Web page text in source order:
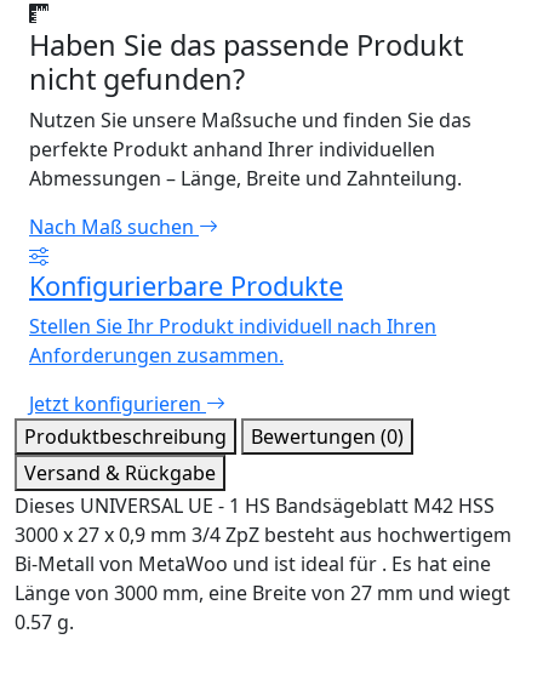
Haben Sie das passende Produkt
nicht gefunden?
Nutzen Sie unsere Maßsuche und finden Sie das
perfekte Produkt anhand Ihrer individuellen
Abmessungen – Länge, Breite und Zahnteilung.
Nach Maß suchen
Konfigurierbare Produkte
Stellen Sie Ihr Produkt individuell nach Ihren
Anforderungen zusammen.
Jetzt konfigurieren
Produktbeschreibung
Bewertungen (0)
Versand & Rückgabe
Dieses UNIVERSAL UE - 1 HS Bandsägeblatt M42 HSS
3000 x 27 x 0,9 mm 3/4 ZpZ besteht aus hochwertigem
Bi-Metall von MetaWoo und ist ideal für . Es hat eine
Länge von 3000 mm, eine Breite von 27 mm und wiegt
0.57 g.